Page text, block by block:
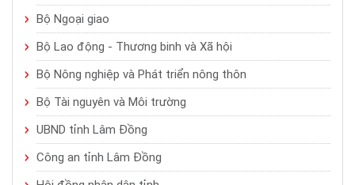
Bộ Ngoại giao
Bộ Lao động - Thương binh và Xã hội
Bộ Nông nghiệp và Phát triển nông thôn
Bộ Tài nguyên và Môi trường
UBND tỉnh Lâm Đồng
Công an tỉnh Lâm Đồng